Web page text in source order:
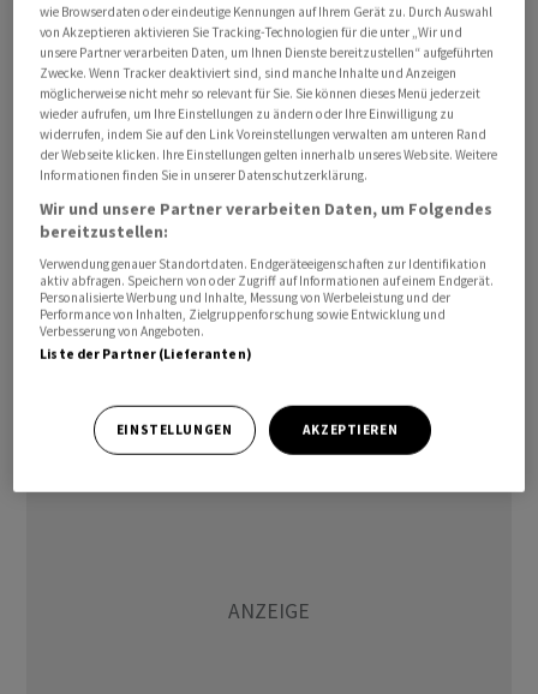
selbst werde dann nicht dabei sein können, aber Vize-
Präsident JD Vance.
Trump feiert am Sonntag (14. Juni) in Washington seinen
80. Geburtstag. Danach will er zum G7-Gipfel nach
Frankreich fliegen. Im französischen Kurort Évian am
Genfer See kommt die Gruppe führender
demokratischer Wirtschaftsmächte, zu der die USA,
Deutschland, Frankreich, Grossbritannien, Italien,
Kanada und Japan sowie die Europäische Union
gehören, vom 15. bis zum 17. Juni
zusammen./rin/DP/men
wie Browserdaten oder eindeutige Kennungen auf Ihrem Gerät zu. Durch Auswahl
von Akzeptieren aktivieren Sie Tracking-Technologien für die unter „Wir und
unsere Partner verarbeiten Daten, um Ihnen Dienste bereitzustellen“ aufgeführten
Zwecke. Wenn Tracker deaktiviert sind, sind manche Inhalte und Anzeigen
möglicherweise nicht mehr so relevant für Sie. Sie können dieses Menü jederzeit
wieder aufrufen, um Ihre Einstellungen zu ändern oder Ihre Einwilligung zu
widerrufen, indem Sie auf den Link Voreinstellungen verwalten am unteren Rand
der Webseite klicken. Ihre Einstellungen gelten innerhalb unseres Website. Weitere
Informationen finden Sie in unserer Datenschutzerklärung.
Wir und unsere Partner verarbeiten Daten, um Folgendes
bereitzustellen:
Verwendung genauer Standortdaten. Endgeräteeigenschaften zur Identifikation
aktiv abfragen. Speichern von oder Zugriff auf Informationen auf einem Endgerät.
Personalisierte Werbung und Inhalte, Messung von Werbeleistung und der
Performance von Inhalten, Zielgruppenforschung sowie Entwicklung und
Verbesserung von Angeboten.
Liste der Partner (Lieferanten)
EINSTELLUNGEN AKZEPTIEREN